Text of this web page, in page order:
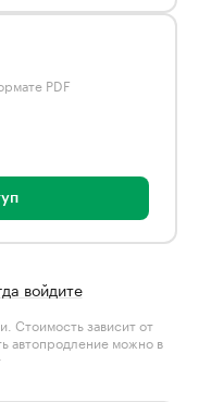
PDF
войдите
Стоимость зависит от
автопродление можно в